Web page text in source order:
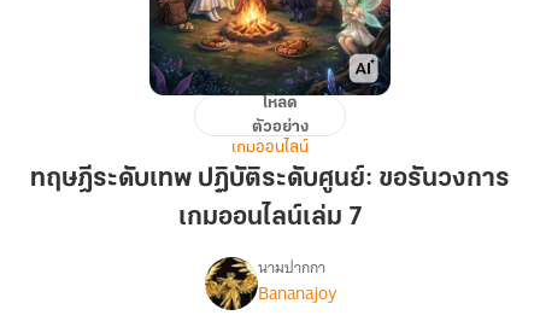
ทฤษฎี
เทพ
ระดับ
โหลด
ตัวอย่าง
เกมออนไลน์
ทฤษฎีระดับเทพ ปฏิบัติระดับศูนย์: ขอรันวงการ
เกมออนไลน์เล่ม 7
เรื่อง
นามปากกา
Bananajoy